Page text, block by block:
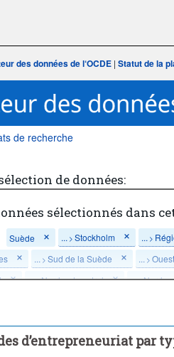
des données de l‘OCDE | Statut de la
de recherche
de données:
sélectionnés dans
Suède ... > Stockholm ... >
... > Sud de la Suède ... >
...>Norrland central ...>
et pêche ... Industrie (sauf
d’entrepreneuriat par